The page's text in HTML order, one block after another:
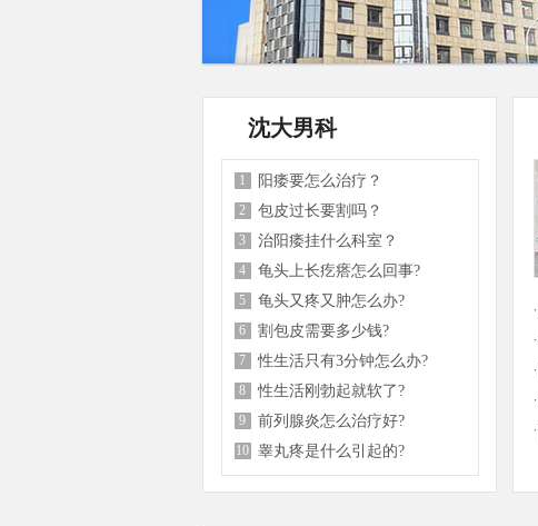
沈大男科
1 阳痿要怎么治疗？
2 包皮过长要割吗？
3 治阳痿挂什么科室？
4 龟头上长疙瘩怎么回事?
5 龟头又疼又肿怎么办?
6 割包皮需要多少钱?
7 性生活只有3分钟怎么办?
8 性生活刚勃起就软了?
9 前列腺炎怎么治疗好?
10 睾丸疼是什么引起的?